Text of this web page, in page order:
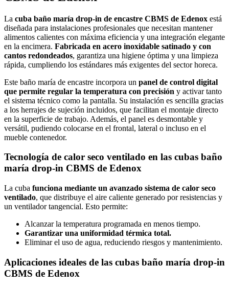
La cuba baño maría drop-in de encastre CBMS de Edenox está
diseñada para instalaciones profesionales que necesitan mantener
alimentos calientes con máxima eficiencia y una integración elegante
en la encimera. Fabricada en acero inoxidable satinado y con
cantos redondeados, garantiza una higiene óptima y una limpieza
rápida, cumpliendo los estándares más exigentes del sector horeca.
Este baño maría de encastre incorpora un panel de control digital
que permite regular la temperatura con precisión y activar tanto
el sistema técnico como la pantalla. Su instalación es sencilla gracias
a los herrajes de sujeción incluidos, que facilitan el montaje directo
en la superficie de trabajo. Además, el panel es desmontable y
versátil, pudiendo colocarse en el frontal, lateral o incluso en el
mueble contenedor.
Tecnología de calor seco ventilado en las cubas baño
maría drop-in CBMS de Edenox
La cuba funciona mediante un avanzado sistema de calor seco
ventilado, que distribuye el aire caliente generado por resistencias y
un ventilador tangencial. Esto permite:
Alcanzar la temperatura programada en menos tiempo.
Garantizar una uniformidad térmica total.
Eliminar el uso de agua, reduciendo riesgos y mantenimiento.
Aplicaciones ideales de las cubas baño maría drop-in
CBMS de Edenox